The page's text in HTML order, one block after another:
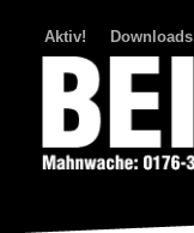
Aktiv! Downloads